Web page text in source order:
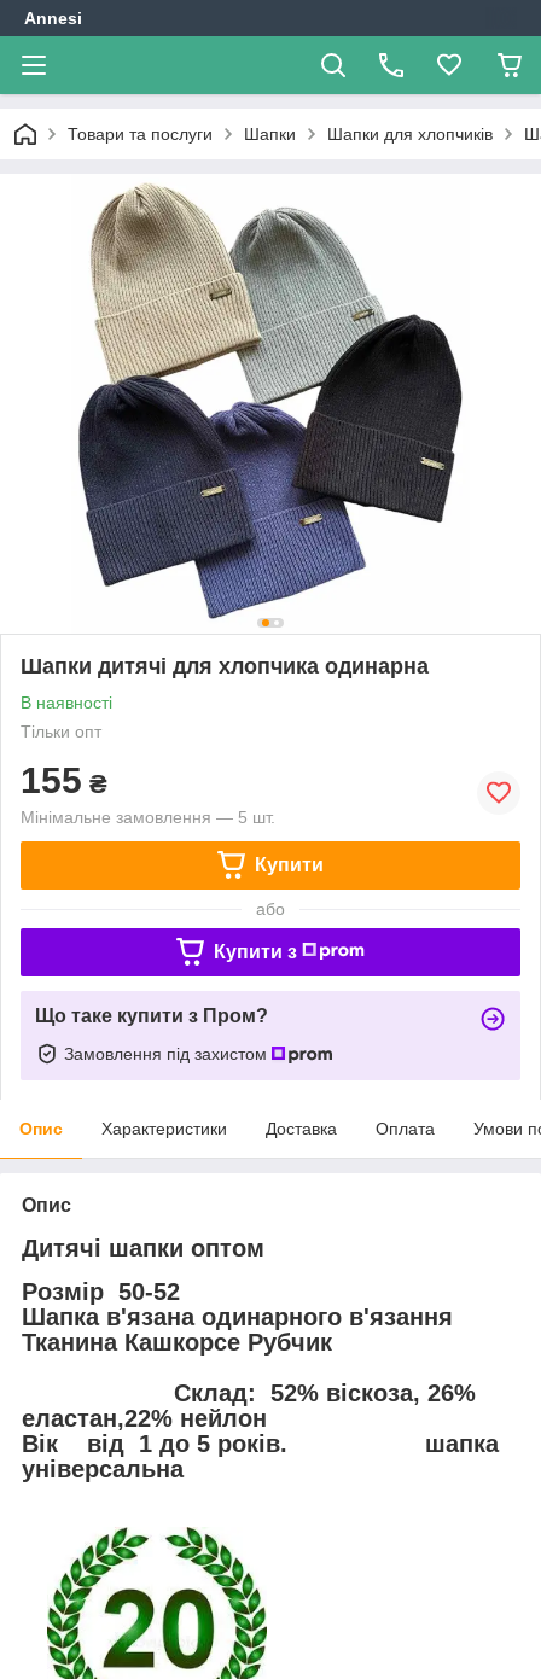
Annesi
Товари та послуги Шапки Шапки для хлопчиків
Шапки дитячі для хлопчика одинарна
В наявності
Тільки опт
155 ₴
Мінімальне замовлення — 5 шт.
Купити
або
Купити з
Що таке купити з Пром?
Замовлення під захистом
Опис Характеристики Доставка Оплата Умови
Опис
Дитячі шапки оптом
Розмір 50-52
Шапка в'язана одинарного в'язання
Тканина Кашкорсе Рубчик
Склад: 52% віскоза, 26%
еластан,22% нейлон
Вік
від 1 до 5 років. шапка
універсальна